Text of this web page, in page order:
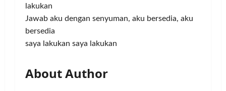
lakukan
Jawab aku dengan senyuman, aku bersedia, aku
bersedia
saya lakukan saya lakukan
About Author